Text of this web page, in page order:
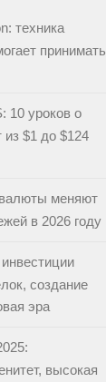
техника
принимать
10 уроков о
из $1 до $124
меняют
в 2026 году
создание
эра
высокая